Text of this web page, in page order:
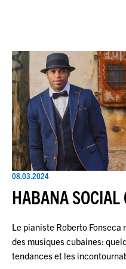
08.03.2024
HABANA
Le pianiste Roberto
des musiques cubaines:
tendances et les